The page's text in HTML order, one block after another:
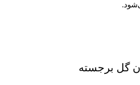
گل برجسته